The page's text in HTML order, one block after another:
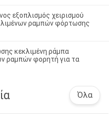
εξοπλισμός χειρισμού
ραμπών φόρτωσης
κεκλιμένη ράμπα
ραμπών φορητή για τα
Όλα